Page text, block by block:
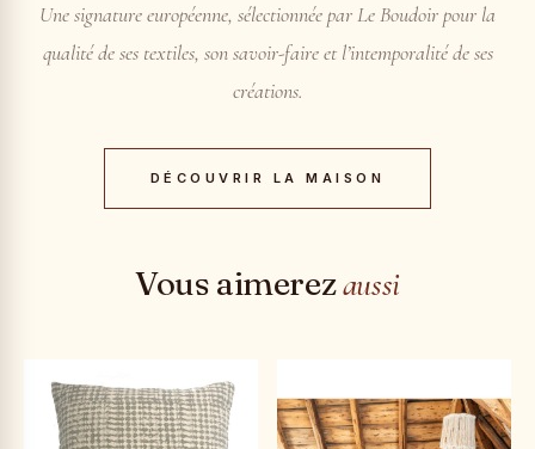
Une signature européenne, sélectionnée par Le Boudoir pour la
qualité de ses textiles, son savoir-faire et l’intemporalité de ses
créations.
DÉCOUVRIR LA MAISON
Vous aimerezaussi